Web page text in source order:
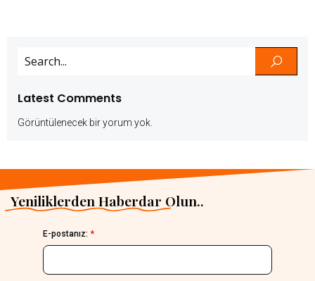
Latest Comments
Görüntülenecek bir yorum yok.
Yeniliklerden Haberdar Olun..
E-postanız: *